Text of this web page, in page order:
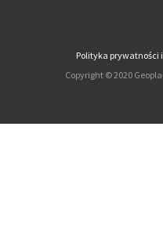
Polityka prywatności
Copyright © 2020